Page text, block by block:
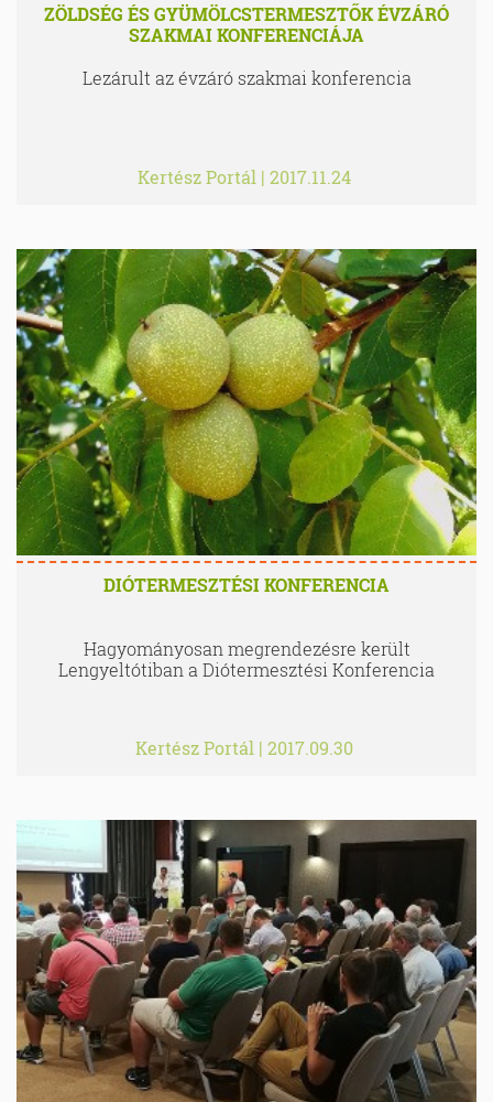
ZÖLDSÉG ÉS GYÜMÖLCSTERMESZTŐK ÉVZÁRÓ
SZAKMAI KONFERENCIÁJA
Lezárult az évzáró szakmai konferencia
Kertész Portál | 2017.11.24
DIÓTERMESZTÉSI KONFERENCIA
Hagyományosan megrendezésre került
Lengyeltótiban a Diótermesztési Konferencia
Kertész Portál | 2017.09.30